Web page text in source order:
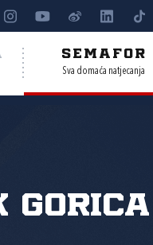
SEMAFOR
Sva domaća natjecanja
Gorica